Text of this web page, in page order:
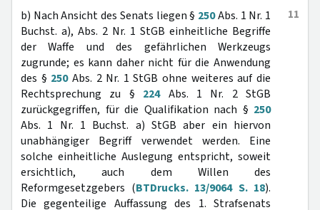
11
b) Nach Ansicht des Senats liegen § 250Abs. 1 Nr. 1
Buchst. a), Abs. 2 Nr. 1 StGB einheitliche Begriffe
der Waffe und des gefährlichen Werkzeugs
zugrunde; es kann daher nicht für die Anwendung
des § 250Abs. 2 Nr. 1 StGB ohne weiteres auf die
Rechtsprechung zu § 224Abs. 1 Nr. 2 StGB
zurückgegriffen, für die Qualifikation nach § 250
Abs. 1 Nr. 1 Buchst. a) StGB aber ein hiervon
unabhängiger Begriff verwendet werden. Eine
solche einheitliche Auslegung entspricht, soweit
ersichtlich, auch dem Willen des
Reformgesetzgebers (BTDrucks. 13/9064 S. 18).
Die gegenteilige Auffassung des 1. Strafsenats